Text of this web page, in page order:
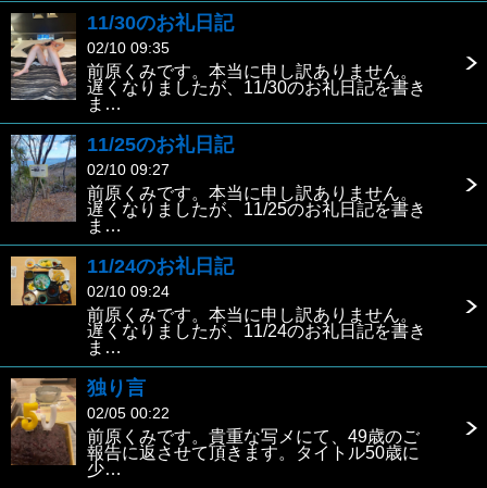
11/30のお礼日記
02/10 09:35
前原くみです。本当に申し訳ありません。
遅くなりましたが、11/30のお礼日記を書き
ま…
11/25のお礼日記
02/10 09:27
前原くみです。本当に申し訳ありません。
遅くなりましたが、11/25のお礼日記を書き
ま…
11/24のお礼日記
02/10 09:24
前原くみです。本当に申し訳ありません。
遅くなりましたが、11/24のお礼日記を書き
ま…
独り言
02/05 00:22
前原くみです。貴重な写メにて、49歳のご
報告に返させて頂きます。タイトル50歳に
少…